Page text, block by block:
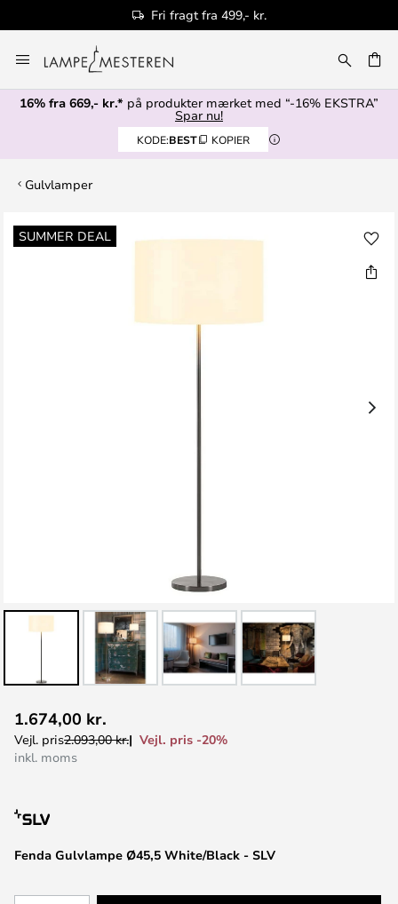
Fri fragt fra 499,- kr.
to
Content
16% fra 669,- kr.* på produkter mærket med “-16% EKSTRA”
Spar nu!
KODE:BEST KOPIER
Gulvlamper
SUMMER DEAL
Gå
til
til
starten
Fenda Gulvlampe Ø45,5 White/Black - SLV
1.674,00 kr.
Vejl. pris2.093,00 kr.
Vejl. pris -20%
inkl. moms